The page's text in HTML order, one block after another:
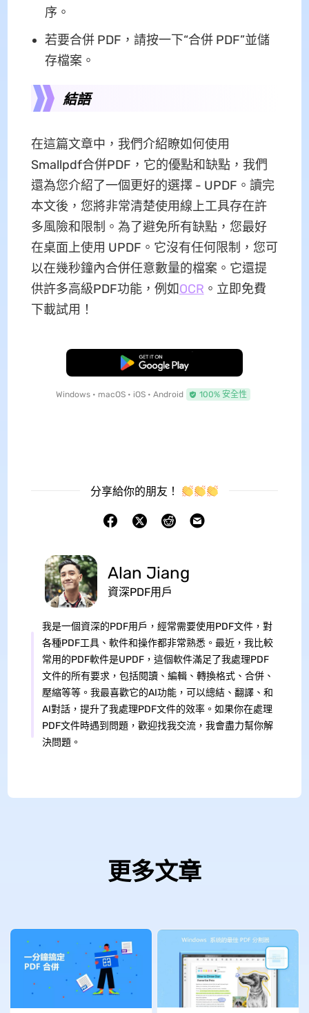
序。
若要合併 PDF，請按一下“合併 PDF”並儲
存檔案。
結語
在這篇文章中，我們介紹瞭如何使用
Smallpdf合併PDF，它的優點和缺點，我們
還為您介紹了一個更好的選擇 - UPDF。讀完
本文後，您將非常清楚使用線上工具存在許
多風險和限制。為了避免所有缺點，您最好
在桌面上使用 UPDF。它沒有任何限制，您可
以在幾秒鐘內合併任意數量的檔案。它還提
供許多高級PDF功能，例如OCR 。立即免費
下載試用！
免費下載
Windows • macOS • iOS • Android 100% 安全性
分享給你的朋友！
Alan Jiang
資深PDF用戶
我是一個資深的PDF用戶，經常需要使用PDF文件，對
各種PDF工具、軟件和操作都非常熟悉。最近，我比較
常用的PDF軟件是UPDF，這個軟件滿足了我處理PDF
文件的所有要求，包括閱讀、編輯、轉換格式、合併、
壓縮等等。我最喜歡它的AI功能，可以總結、翻譯、和
AI對話，提升了我處理PDF文件的效率。如果你在處理
PDF文件時遇到問題，歡迎找我交流，我會盡力幫你解
決問題。
更多文章